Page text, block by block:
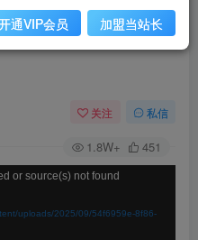
关注 私信
1.8W+ 451
or source(s) not found
uploads/2025/09/54f6959e-8f86-
通VIP会员 加盟当站长